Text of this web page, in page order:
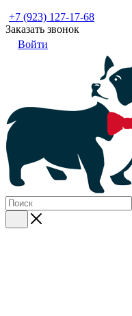
+7 (923) 127-17-68
Заказать звонок
Войти